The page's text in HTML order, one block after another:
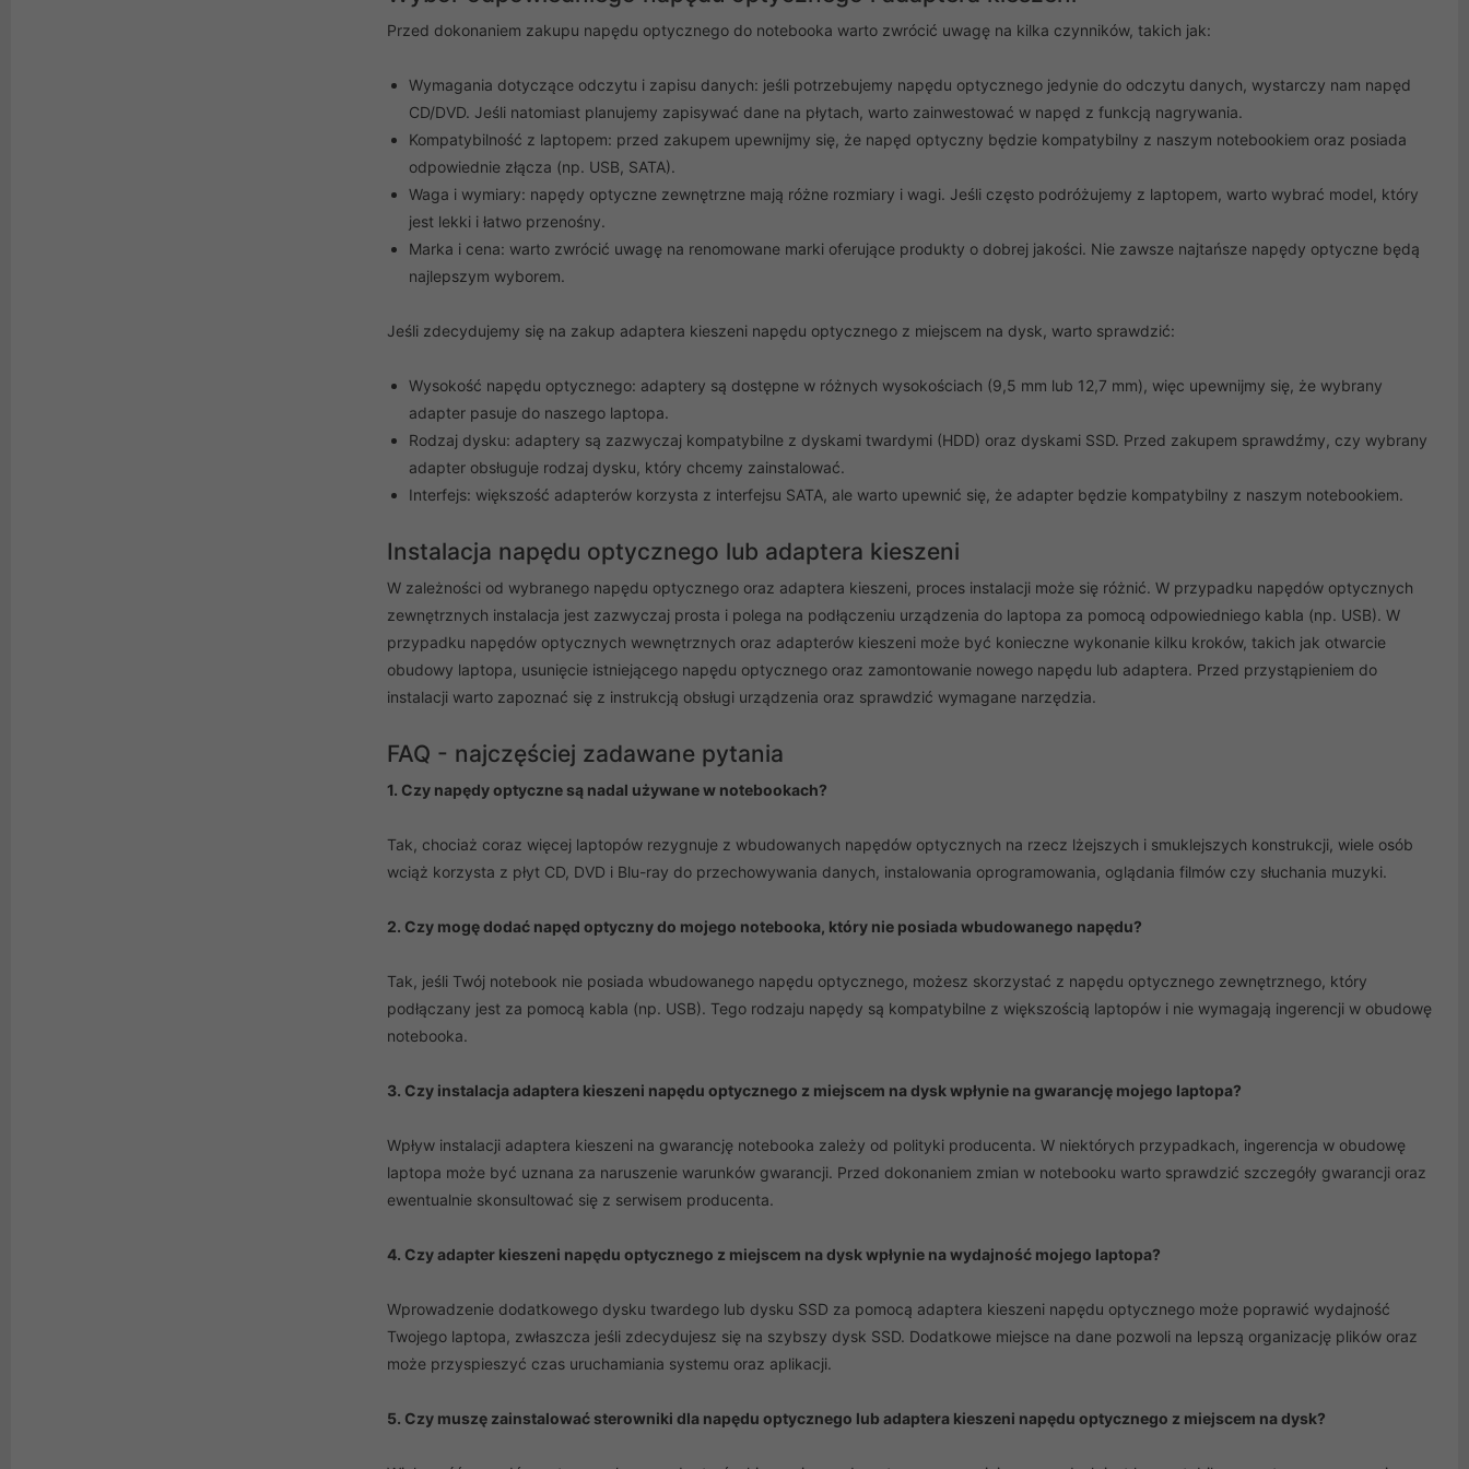
Przed dokonaniem zakupu napędu optycznego do notebooka warto zwrócić uwagę na kilka czynników, takich jak:
Wymagania dotyczące odczytu i zapisu danych: jeśli potrzebujemy napędu optycznego jedynie do odczytu danych, wystarczy nam napęd
CD/DVD. Jeśli natomiast planujemy zapisywać dane na płytach, warto zainwestować w napęd z funkcją nagrywania.
Kompatybilność z laptopem: przed zakupem upewnijmy się, że napęd optyczny będzie kompatybilny z naszym notebookiem oraz posiada
odpowiednie złącza (np. USB, SATA).
Waga i wymiary: napędy optyczne zewnętrzne mają różne rozmiary i wagi. Jeśli często podróżujemy z laptopem, warto wybrać model, który
jest lekki i łatwo przenośny.
Marka i cena: warto zwrócić uwagę na renomowane marki oferujące produkty o dobrej jakości. Nie zawsze najtańsze napędy optyczne będą
najlepszym wyborem.
Jeśli zdecydujemy się na zakup adaptera kieszeni napędu optycznego z miejscem na dysk, warto sprawdzić:
Wysokość napędu optycznego: adaptery są dostępne w różnych wysokościach (9,5 mm lub 12,7 mm), więc upewnijmy się, że wybrany
adapter pasuje do naszego laptopa.
Rodzaj dysku: adaptery są zazwyczaj kompatybilne z dyskami twardymi (HDD) oraz dyskami SSD. Przed zakupem sprawdźmy, czy wybrany
adapter obsługuje rodzaj dysku, który chcemy zainstalować.
Interfejs: większość adapterów korzysta z interfejsu SATA, ale warto upewnić się, że adapter będzie kompatybilny z naszym notebookiem.
Instalacja napędu optycznego lub adaptera kieszeni
W zależności od wybranego napędu optycznego oraz adaptera kieszeni, proces instalacji może się różnić. W przypadku napędów optycznych
zewnętrznych instalacja jest zazwyczaj prosta i polega na podłączeniu urządzenia do laptopa za pomocą odpowiedniego kabla (np. USB). W
przypadku napędów optycznych wewnętrznych oraz adapterów kieszeni może być konieczne wykonanie kilku kroków, takich jak otwarcie
obudowy laptopa, usunięcie istniejącego napędu optycznego oraz zamontowanie nowego napędu lub adaptera. Przed przystąpieniem do
instalacji warto zapoznać się z instrukcją obsługi urządzenia oraz sprawdzić wymagane narzędzia.
FAQ - najczęściej zadawane pytania
1. Czy napędy optyczne są nadal używane w notebookach?
Tak, chociaż coraz więcej laptopów rezygnuje z wbudowanych napędów optycznych na rzecz lżejszych i smuklejszych konstrukcji, wiele osób
wciąż korzysta z płyt CD, DVD i Blu-ray do przechowywania danych, instalowania oprogramowania, oglądania filmów czy słuchania muzyki.
2. Czy mogę dodać napęd optyczny do mojego notebooka, który nie posiada wbudowanego napędu?
Tak, jeśli Twój notebook nie posiada wbudowanego napędu optycznego, możesz skorzystać z napędu optycznego zewnętrznego, który
podłączany jest za pomocą kabla (np. USB). Tego rodzaju napędy są kompatybilne z większością laptopów i nie wymagają ingerencji w obudowę
notebooka.
3. Czy instalacja adaptera kieszeni napędu optycznego z miejscem na dysk wpłynie na gwarancję mojego laptopa?
Wpływ instalacji adaptera kieszeni na gwarancję notebooka zależy od polityki producenta. W niektórych przypadkach, ingerencja w obudowę
laptopa może być uznana za naruszenie warunków gwarancji. Przed dokonaniem zmian w notebooku warto sprawdzić szczegóły gwarancji oraz
ewentualnie skonsultować się z serwisem producenta.
4. Czy adapter kieszeni napędu optycznego z miejscem na dysk wpłynie na wydajność mojego laptopa?
Wprowadzenie dodatkowego dysku twardego lub dysku SSD za pomocą adaptera kieszeni napędu optycznego może poprawić wydajność
Twojego laptopa, zwłaszcza jeśli zdecydujesz się na szybszy dysk SSD. Dodatkowe miejsce na dane pozwoli na lepszą organizację plików oraz
może przyspieszyć czas uruchamiania systemu oraz aplikacji.
5. Czy muszę zainstalować sterowniki dla napędu optycznego lub adaptera kieszeni napędu optycznego z miejscem na dysk?